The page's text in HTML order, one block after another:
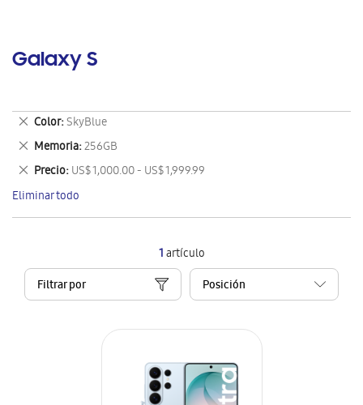
Galaxy S
1artículo
Filtrar por
Color SkyBlue
Eliminar
este
artículo
Memoria 256GB
Eliminar
este
artículo
Precio US$ 1,000.00 - US$ 1,999.99
Eliminar
este
artículo
Eliminar todo